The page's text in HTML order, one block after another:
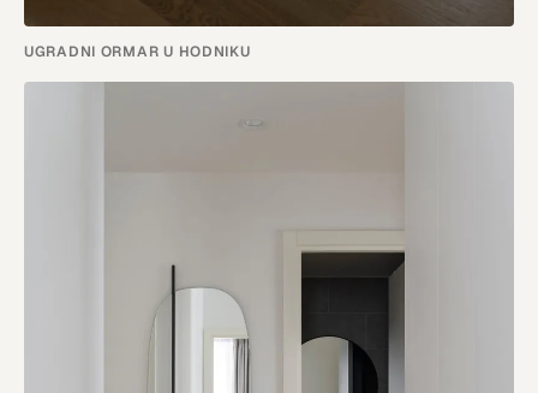
UGRADNI ORMAR U HODNIKU